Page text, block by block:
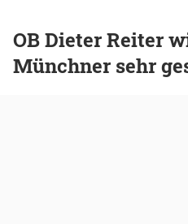
OB Dieter Reiter
Münchner sehr